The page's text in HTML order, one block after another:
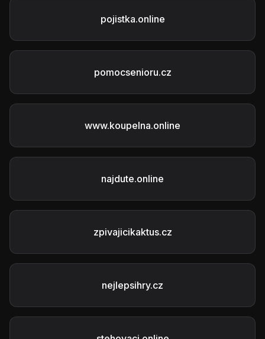
pojistka.online
pomocsenioru.cz
www.koupelna.online
najdute.online
zpivajicikaktus.cz
nejlepsihry.cz